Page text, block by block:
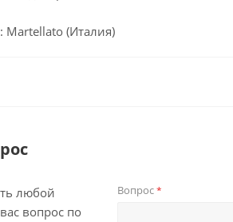
Martellato (Италия)
любой
вопрос по
Вопрос*